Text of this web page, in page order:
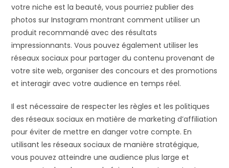
votre niche est la beauté, vous pourriez publier des
photos sur Instagram montrant comment utiliser un
produit recommandé avec des résultats
impressionnants. Vous pouvez également utiliser les
réseaux sociaux pour partager du contenu provenant de
votre site web, organiser des concours et des promotions
et interagir avec votre audience en temps réel.
Il est nécessaire de respecter les règles et les politiques
des réseaux sociaux en matière de marketing d’affiliation
pour éviter de mettre en danger votre compte. En
utilisant les réseaux sociaux de manière stratégique,
vous pouvez atteindre une audience plus large et